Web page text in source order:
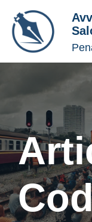
Vai
al
contenuto